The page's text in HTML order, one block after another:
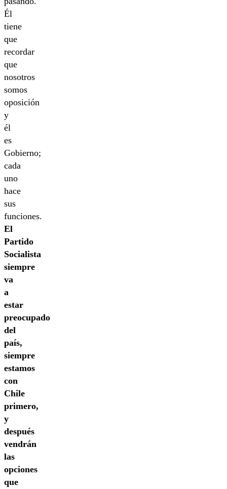
Él
tiene
que
recordar
que
nosotros
somos
oposición
y
él
es
Gobierno;
cada
uno
hace
sus
funciones.
El
Partido
Socialista
siempre
va
a
estar
preocupado
del
país,
siempre
estamos
con
Chile
primero,
y
después
vendrán
las
opciones
que